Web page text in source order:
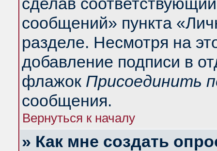
сообщений» пункта
разделе. Несмотря на
добавление подписи в
флажок Присоединить
сообщения.
Вернуться к началу
» Как мне создать